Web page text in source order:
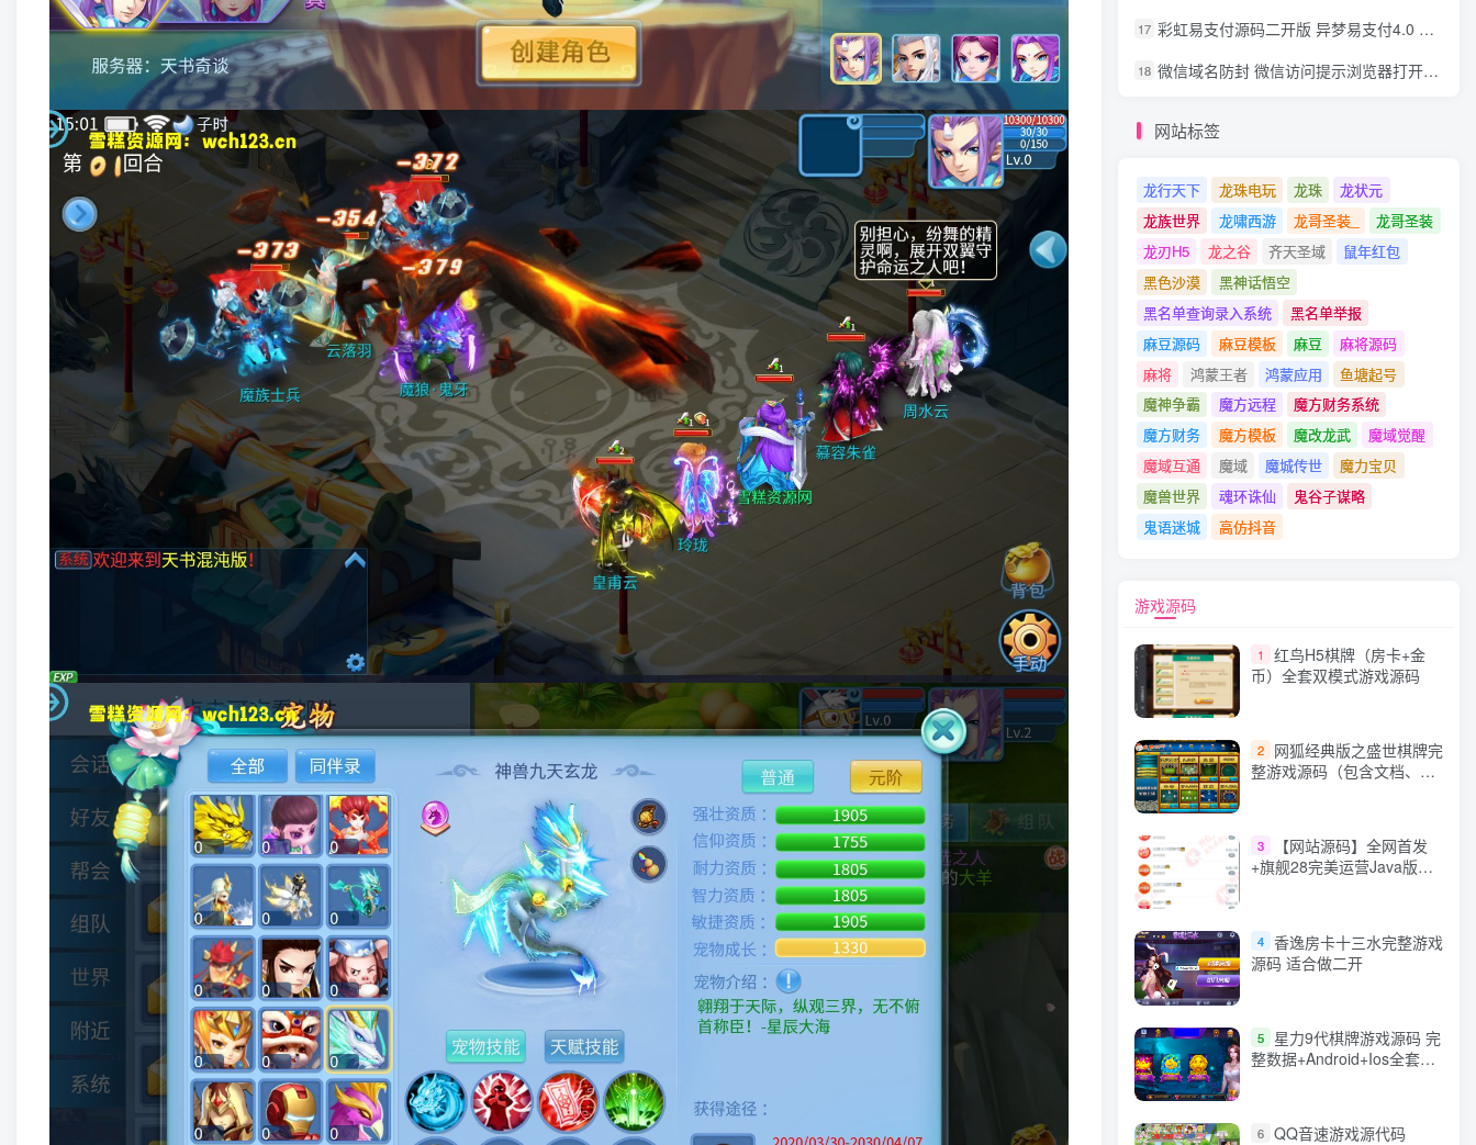
17 彩虹易支付源码二开版 异梦易支付4.0 可对接官方/易支付/码支付 去除后门 美化用户中心
18 微信域名防封 微信访问提示浏览器打开 非微信访问直接打开预防域名被封域名被封包换服务
网站标签
龙行天下 龙珠电玩 龙珠
龙状元
龙族世界
龙啸西游 龙哥圣装_
龙哥圣装
龙刃H5
龙之谷 齐天圣域
鼠年红包
黑色沙漠
黑神话悟空
黑名单查询录入系统
黑名单举报
麻豆源码
麻豆模板 麻豆
麻将源码
麻将
鸿蒙王者 鸿蒙应用
鱼塘起号
魔神争霸
魔方远程
魔方财务系统
魔方财务
魔方模板 魔改龙武
魔域觉醒
魔域互通
魔域 魔城传世
魔力宝贝
魔兽世界
魂环诛仙
鬼谷子谋略
鬼语迷城
高仿抖音
游戏源码
1
红鸟H5棋牌（房卡+金
币）全套双模式游戏源码
2
网狐经典版之盛世棋牌完
整游戏源码（包含文档、架
3
【网站源码】全网首发
+旗舰28完美运营Java版高
4 香逸房卡十三水完整游戏
源码 适合做二开
5
星力9代棋牌游戏源码 完
整数据+Android+Ios全套
6 QQ音速游戏源代码